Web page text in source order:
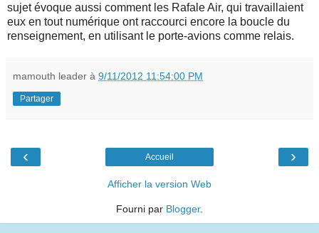
sujet évoque aussi comment les Rafale Air, qui travaillaient
eux en tout numérique ont raccourci encore la boucle du
renseignement, en utilisant le porte-avions comme relais.
mamouth leader à 9/11/2012 11:54:00 PM
Partager
‹ ›
Accueil
Afficher la version Web
Fourni par Blogger.